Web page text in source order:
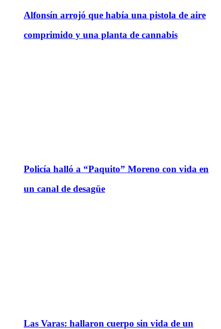
Alfonsín arrojó que había una pistola de aire
comprimido y una planta de cannabis
Policía halló a “Paquito” Moreno con vida en
un canal de desagüe
Las Varas: hallaron cuerpo sin vida de un